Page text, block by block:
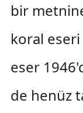
bir
koral eseri
eser
de henüz